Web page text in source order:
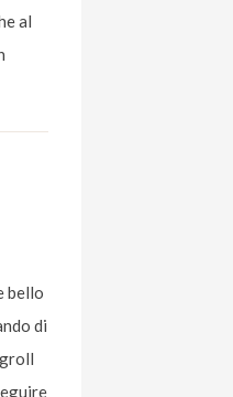
al
bello
di